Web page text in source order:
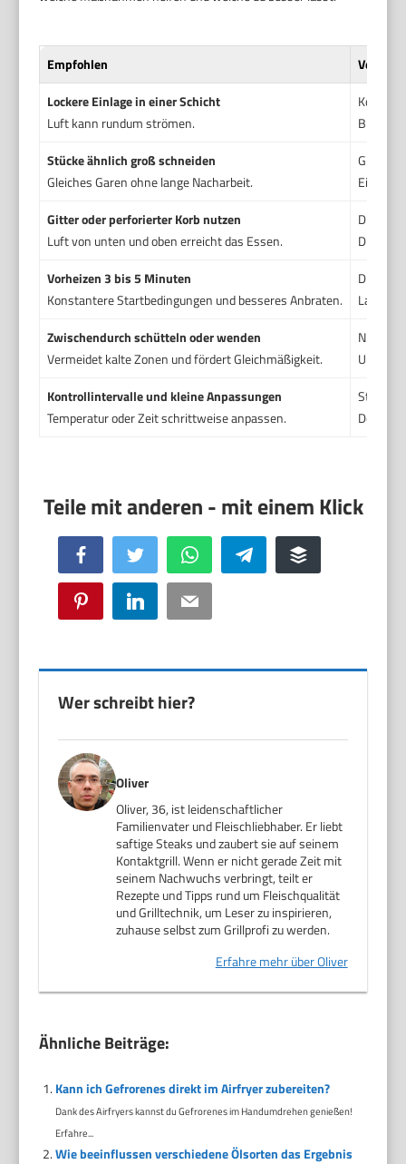
Empfohlen
Lockere Einlage in einer Schicht
Luft kann rundum strömen.
Korb
Stücke ähnlich groß schneiden
Gleiches Garen ohne lange Nacharbeit.
Große
Einige
Gitter oder perforierter Korb nutzen
Luft von unten und oben erreicht das Essen.
Dichte
Die
Vorheizen 3 bis 5 Minuten
Konstantere Startbedingungen und besseres Anbraten.
Direkt
Zwischendurch schütteln oder wenden
Vermeidet kalte Zonen und fördert Gleichmäßigkeit.
Nie
Kontrollintervalle und kleine Anpassungen
Temperatur oder Zeit schrittweise anpassen.
Stur an
Dein
Facebook Twitter WhatsApp Telegram Buffer
Pinterest LinkedIn Email
Wer schreibt hier?
Oliver
Oliver, 36, ist leidenschaftlicher
Familienvater und Fleischliebhaber. Er liebt
saftige Steaks und zaubert sie auf seinem
Kontaktgrill. Wenn er nicht gerade Zeit mit
seinem Nachwuchs verbringt, teilt er
Rezepte und Tipps rund um Fleischqualität
und Grilltechnik, um Leser zu inspirieren,
zuhause selbst zum Grillprofi zu werden.
Erfahre mehr über Oliver
Ähnliche Beiträge:
Kann ich Gefrorenes direkt im Airfryer zubereiten?
Dank des Airfryers kannst du Gefrorenes im Handumdrehen genießen!
Erfahre...
Wie beeinflussen verschiedene Ölsorten das Ergebnis